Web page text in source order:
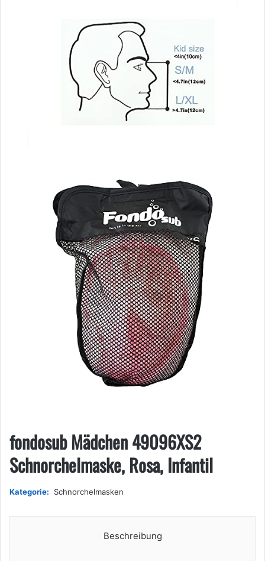
fondosub Mädchen 49096XS2
Schnorchelmaske, Rosa, Infantil
Kategorie: Schnorchelmasken
Beschreibung